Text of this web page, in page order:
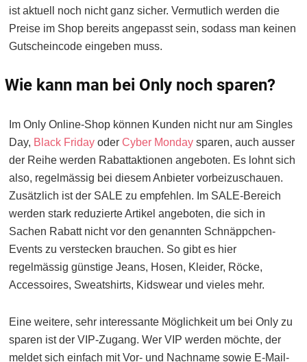
ist aktuell noch nicht ganz sicher. Vermutlich werden die
Preise im Shop bereits angepasst sein, sodass man keinen
Gutscheincode eingeben muss.
Wie kann man bei Only noch sparen?
Im Only Online-Shop können Kunden nicht nur am Singles
Day, Black Friday oder Cyber Monday sparen, auch ausser
der Reihe werden Rabattaktionen angeboten. Es lohnt sich
also, regelmässig bei diesem Anbieter vorbeizuschauen.
Zusätzlich ist der SALE zu empfehlen. Im SALE-Bereich
werden stark reduzierte Artikel angeboten, die sich in
Sachen Rabatt nicht vor den genannten Schnäppchen-
Events zu verstecken brauchen. So gibt es hier
regelmässig günstige Jeans, Hosen, Kleider, Röcke,
Accessoires, Sweatshirts, Kidswear und vieles mehr.
Eine weitere, sehr interessante Möglichkeit um bei Only zu
sparen ist der VIP-Zugang. Wer VIP werden möchte, der
meldet sich einfach mit Vor- und Nachname sowie E-Mail-